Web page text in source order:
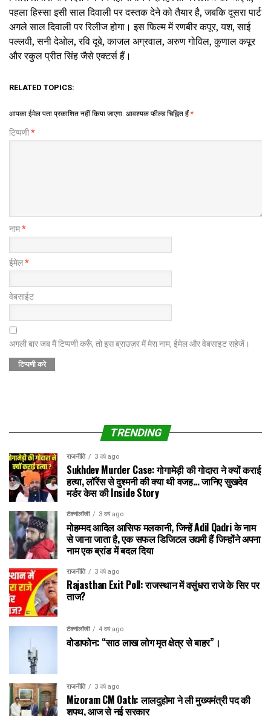
पहला हिस्सा इसी साल दिवाली पर दस्तक देने को तैयार है, जबकि दूसरा पार्ट
अगले साल दिवाली पर रिलीज होगा। इस फिल्म में रणबीर कपूर, यश, साई
पल्लवी, सनी देओल, रवि दूबे, काजल अग्रवाल, अरुण गोविल, कुणाल कपूर
और रकुल प्रीत सिंह जैसे एक्टर्स हैं।
RELATED TOPICS:
आपका ईमेल पता प्रकाशित नहीं किया जाएगा. आवश्यक फ़ील्ड चिह्नित हैं*
टिप्पणी*
नाम*
ईमेल*
वेबसाईट
अगली बार जब मैं टिप्पणी करूँ, तो इस ब्राउज़र में मेरा नाम, ईमेल और वेबसाइट सहेजें।
TRENDING
राजनीति 3 वर्ष ago
Sukhdev Murder Case: गोगामेड़ी की गोदारा ने क्यों कराई
हत्या, लॉरेंस से दुश्मनी की क्या थी वजह… जानिए सुखदेव
मर्डर केस की Inside Story
टेक्नोलॉजी 3 वर्ष ago
मोहम्मद आदिल आसिफ मलकानी, जिन्हें Adil Qadri के नाम
से जाना जाता है, एक सफल डिजिटल उद्यमी हैं जिन्होंने अपना
नाम एक ब्रांड में बदल दिया
राजनीति 3 वर्ष ago
Rajasthan Exit Poll: राजस्थान में वसुंधरा राजे के सिर पर
ताज?
टेक्नोलॉजी 4 वर्ष ago
वोडाफोन: “साठ लाख लोग मृत क्षेत्र से बाहर”।
राजनीति 3 वर्ष ago
Mizoram CM Oath: लालदुहोमा ने ली मुख्यमंत्री पद की
शपथ, आज से नई सरकार